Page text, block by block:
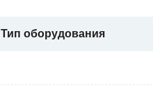
Тип оборудования